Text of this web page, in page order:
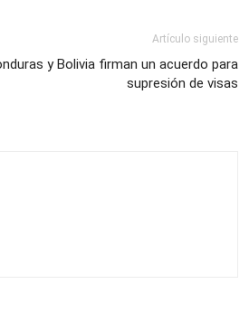
Artículo siguiente
y Bolivia firman un acuerdo para
supresión de visas